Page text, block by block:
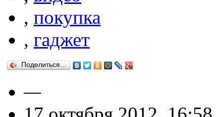
, покупка
, гаджет
Поделиться…
—